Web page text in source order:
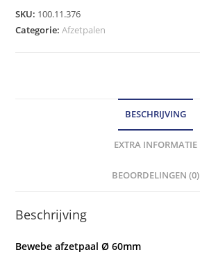
te
pluggen,
SKU: 100.11.376
Categorie:Afzetpalen
BESCHRIJVING
EXTRA INFORMATIE
BEOORDELINGEN (0)
Beschrijving
Bewebe afzetpaal Ø 60mm